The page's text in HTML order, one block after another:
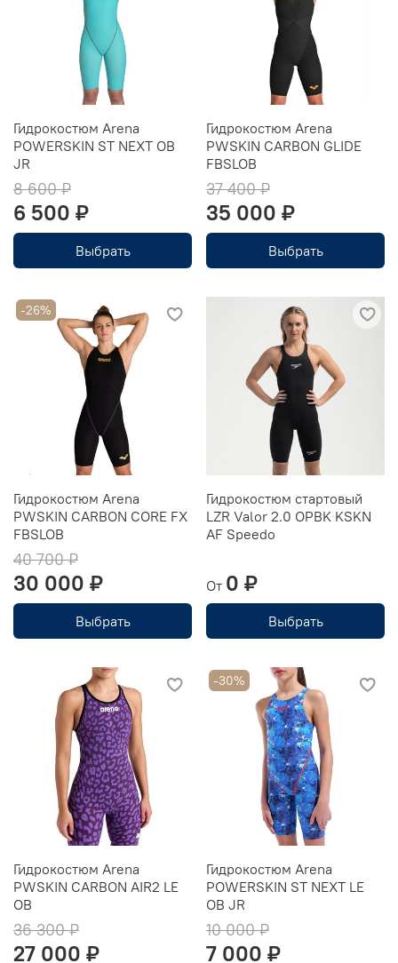
Гидрокостюм Arena
POWERSKIN ST NEXT OB
JR
8 600 ₽
6 500 ₽
Выбрать
Гидрокостюм Arena
PWSKIN CARBON GLIDE
FBSLOB
37 400 ₽
35 000 ₽
Выбрать
-26%
Гидрокостюм Arena
PWSKIN CARBON CORE FX
FBSLOB
40 700 ₽
30 000 ₽
Выбрать
Гидрокостюм стартовый
LZR Valor 2.0 OPBK KSKN
AF Speedo
От 0 ₽
Выбрать
Гидрокостюм Arena
PWSKIN CARBON AIR2 LE
OB
36 300 ₽
27 000 ₽
-30%
Гидрокостюм Arena
POWERSKIN ST NEXT LE
OB JR
10 000 ₽
7 000 ₽